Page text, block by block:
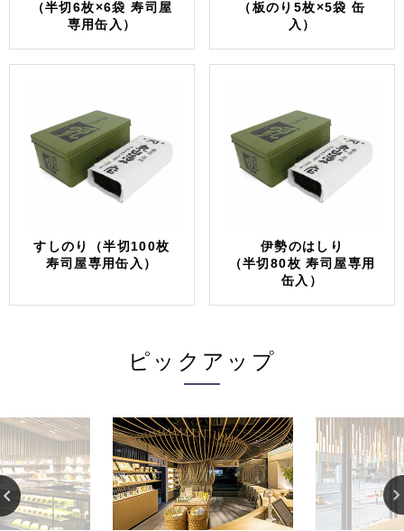
（半切6枚×6袋 寿司屋
専用缶入）
（板のり5枚×5袋 缶
入）
すしのり（半切100枚
寿司屋専用缶入）
伊勢のはしり
（半切80枚 寿司屋専用
缶入）
ピックアップ